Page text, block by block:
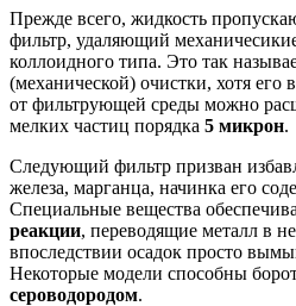
Прежде всего, жидкость
фильтр, удаляющий
коллоидного типа. Это так
(механической) очистки, хотя его
от фильтрующей среды можно
мелких частиц порядка 5 микрон.
Следующий фильтр призван
железа, марганца, начинка его
Специальные вещества
реакции, переводящие металл в
впоследствии осадок просто
Некоторые модели способны
сероводородом.